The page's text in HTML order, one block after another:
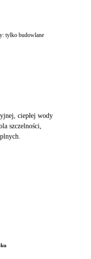
tylko budowlane
ciepłej wody
szczelności,